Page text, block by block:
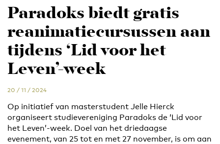
Paradoks biedt gratis
reanimatiecursussen aan
tijdens ‘Lid voor het
Leven’-week
20 / 11 / 2024
Op initiatief van masterstudent Jelle Hierck
organiseert studievereniging Paradoks de ‘Lid voor
het Leven’-week. Doel van het driedaagse
evenement, van 25 tot en met 27 november, is om aan